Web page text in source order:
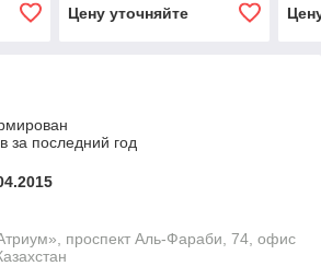
Цену уточняйте
за последний год
проспект Аль-Фараби, 74, офис